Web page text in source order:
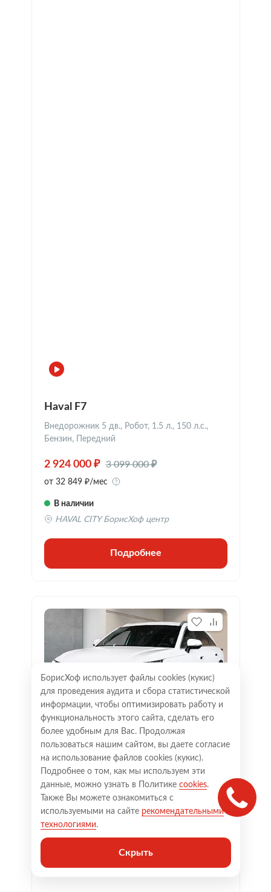
Haval F7
Внедорожник 5 дв., Робот, 1.5 л., 150 л.с.,
Бензин, Передний
2 924 000 ₽ 3 099 000 ₽
от 32 849 ₽/мес
В наличии
HAVAL CITY БорисХоф центр
Подробнее
БорисХоф использует файлы cookies (кукиc)
для проведения аудита и сбора статистической
информации, чтобы оптимизировать работу и
функциональность этого сайта, сделать его
более удобным для Вас. Продолжая
пользоваться нашим сайтом, вы даете согласие
на использование файлов cookies (кукиc).
Подробнее о том, как мы используем эти
данные, можно узнать в Политике cookies.
Также Вы можете ознакомиться с
используемыми на сайте рекомендательными
технологиями.
Скрыть